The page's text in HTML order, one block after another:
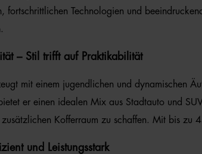
fortschrittlichen Technologien und
– Stil trifft auf Praktikabilität
mit einem jugendlichen und dynamischen
er einen idealen Mix aus Stadtauto und
Kofferraum zu schaffen. Mit bis zu
und Leistungsstark